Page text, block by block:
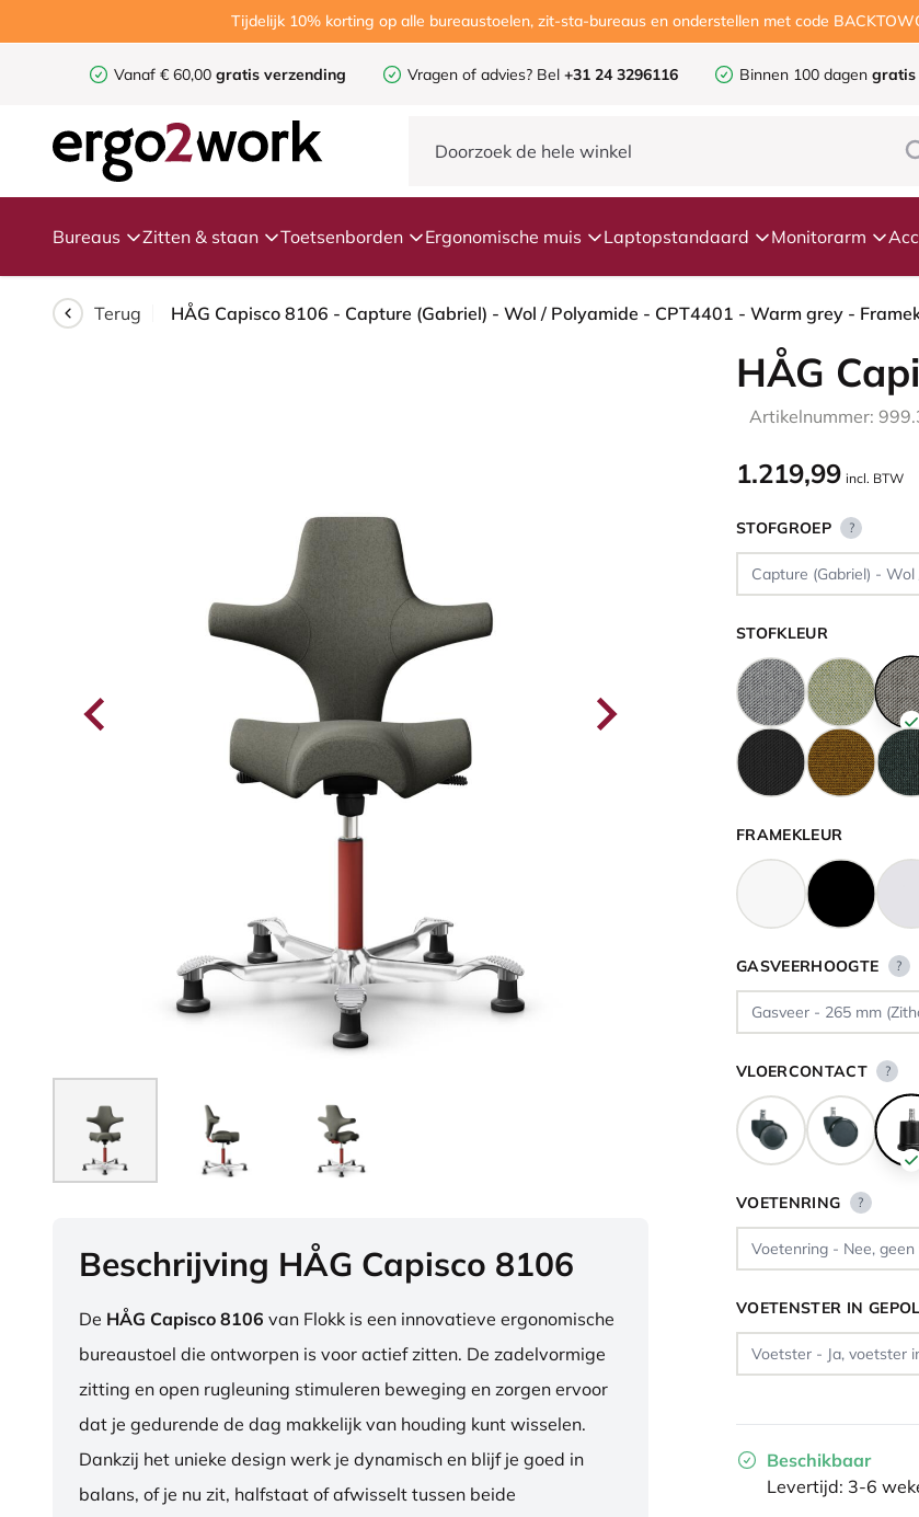
Tijdelijk 10% korting op alle bureaustoelen, zit-sta-bureaus en onderstellen met code
Vanaf € 60,00 gratis verzending Vragen of advies? Bel +31 24 3296116 Binnen 100 dagen gratis
Bureaus Zitten & staan Toetsenborden Ergonomische muis Laptopstandaard Monitorarm
Terug
Beschrijving HÅG Capisco 8106
De HÅG Capisco 8106 van Flokk is een innovatieve ergonomische
bureaustoel die ontworpen is voor actief zitten. De zadelvormige
zitting en open rugleuning stimuleren beweging en zorgen ervoor
dat je gedurende de dag makkelijk van houding kunt wisselen.
Dankzij het unieke design werk je dynamisch en blijf je goed in
balans, of je nu zit, halfstaat of afwisselt tussen beide
HÅG
Artikelnummer:
1.219,99 incl. BTW
STOFGROEP ?
STOFKLEUR
FRAMEKLEUR
GASVEERHOOGTE ?
VLOERCONTACT ?
VOETENRING ?
VOETENSTER IN
Beschikbaar
Levertijd: 3-6